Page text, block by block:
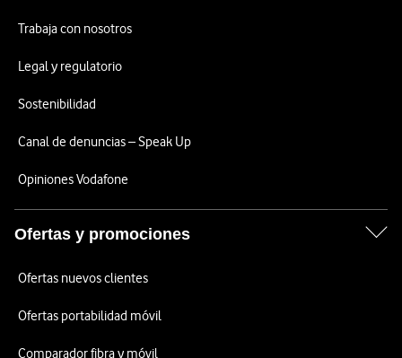
Trabaja con nosotros
Legal y regulatorio
Sostenibilidad
Canal de denuncias – Speak Up
Opiniones Vodafone
Ofertas y promociones
Ofertas nuevos clientes
Ofertas portabilidad móvil
Comparador fibra y móvil